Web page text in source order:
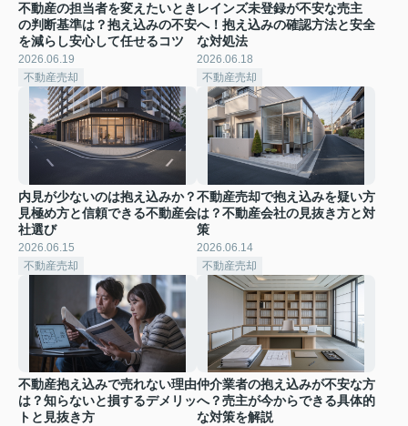
不動産の担当者を変えたいとき
の判断基準は？抱え込みの不安
を減らし安心して任せるコツ
2026.06.19
不動産売却
レインズ未登録が不安な売主
へ！抱え込みの確認方法と安全
な対処法
2026.06.18
不動産売却
内見が少ないのは抱え込みか？
見極め方と信頼できる不動産会
社選び
2026.06.15
不動産売却
不動産売却で抱え込みを疑い方
は？不動産会社の見抜き方と対
策
2026.06.14
不動産売却
不動産抱え込みで売れない理由
は？知らないと損するデメリッ
トと見抜き方
仲介業者の抱え込みが不安な方
へ？売主が今からできる具体的
な対策を解説